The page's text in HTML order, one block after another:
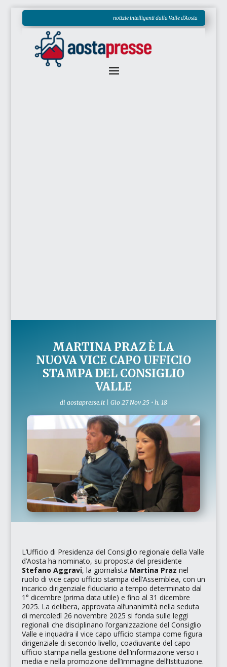
notizie intelligenti dalla Valle d'Aosta
MARTINA PRAZ È LA
NUOVA VICE CAPO UFFICIO
STAMPA DEL CONSIGLIO
VALLE
di aostapresse.it| Gio 27 Nov 25 • h. 18
L’Ufficio di Presidenza del Consiglio regionale della Valle
d’Aosta ha nominato, su proposta del presidente
Stefano Aggravi, la giornalista Martina Praz nel
ruolo di vice capo ufficio stampa dell’Assemblea, con un
incarico dirigenziale fiduciario a tempo determinato dal
1° dicembre (prima data utile) e fino al 31 dicembre
2025. La delibera, approvata all’unanimità nella seduta
di mercoledì 26 novembre 2025 si fonda sulle leggi
regionali che disciplinano l’organizzazione del Consiglio
Valle e inquadra il vice capo ufficio stampa come figura
dirigenziale di secondo livello, coadiuvante del capo
ufficio stampa nella gestione dell’informazione verso i
media e nella promozione dell’immagine dell’Istituzione.​